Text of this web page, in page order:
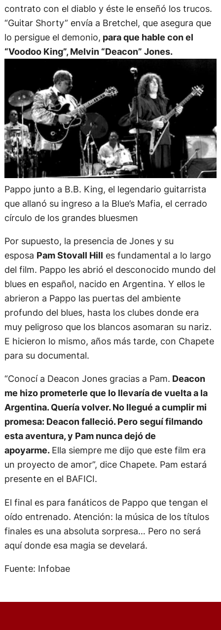
contrato con el diablo y éste le enseñó los trucos.
“Guitar Shorty” envía a Bretchel, que asegura que
lo persigue el demonio, para que hable con el
“Voodoo King”, Melvin “Deacon” Jones.
Pappo junto a B.B. King, el legendario guitarrista
que allanó su ingreso a la Blue’s Mafia, el cerrado
círculo de los grandes bluesmen
Por supuesto, la presencia de Jones y su
esposa Pam Stovall Hill es fundamental a lo largo
del film. Pappo les abrió el desconocido mundo del
blues en español, nacido en Argentina. Y ellos le
abrieron a Pappo las puertas del ambiente
profundo del blues, hasta los clubes donde era
muy peligroso que los blancos asomaran su nariz.
E hicieron lo mismo, años más tarde, con Chapete
para su documental.
“Conocí a Deacon Jones gracias a Pam. Deacon
me hizo prometerle que lo llevaría de vuelta a la
Argentina. Quería volver. No llegué a cumplir mi
promesa: Deacon falleció. Pero seguí filmando
esta aventura, y Pam nunca dejó de
apoyarme. Ella siempre me dijo que este film era
un proyecto de amor”, dice Chapete. Pam estará
presente en el BAFICI.
El final es para fanáticos de Pappo que tengan el
oído entrenado. Atención: la música de los títulos
finales es una absoluta sorpresa… Pero no será
aquí donde esa magia se develará.
Fuente: Infobae